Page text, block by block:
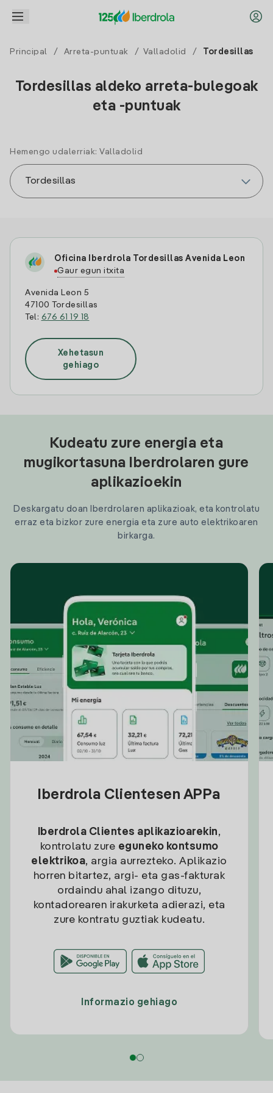
Principal / Arreta-puntuak / Valladolid / Tordesillas
Tordesillas aldeko arreta-bulegoak
eta -puntuak
Hemengo udalerriak: Valladolid
Oficina Iberdrola Tordesillas Avenida Leon
Gaur egun itxita
Avenida Leon 5
47100 Tordesillas
Tel: 676 61 19 18
Xehetasun
gehiago
Kudeatu zure energia eta
mugikortasuna Iberdrolaren gure
aplikazioekin
Deskargatu doan Iberdrolaren aplikazioak, eta kontrolatu
erraz eta bizkor zure energia eta zure auto elektrikoaren
birkarga.
Iberdrola Clientesen APPa
Iberdrola Clientes aplikazioarekin,
kontrolatu zure eguneko kontsumo
elektrikoa, argia aurrezteko. Aplikazio
horren bitartez, argi- eta gas-fakturak
ordaindu ahal izango dituzu,
kontadorearen irakurketa adierazi, eta
zure kontratu guztiak kudeatu.
Informazio gehiago